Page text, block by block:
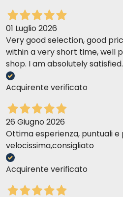
01 Luglio 2026
Very good selection, good
within a very short time, well
shop. I am absolutely satisfied.
Acquirente verificato
26 Giugno 2026
Ottima esperienza, puntuali e
velocissima,consigliato
Acquirente verificato